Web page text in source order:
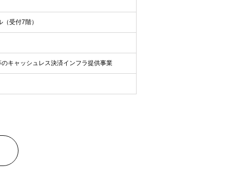
受付7階）
キャッシュレス決済インフラ提供事業